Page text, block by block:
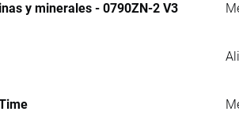
y minerales - 0790ZN-2 V3